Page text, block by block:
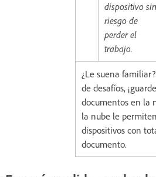
dispositivo sin
riesgo de
perder el
trabajo.
¿Le suena
de desafíos,
documentos en la
la nube le
dispositivos con
documento.